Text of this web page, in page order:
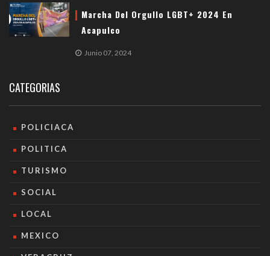
Marcha Del Orgullo LGBT+ 2024 En
Acapulco
Junio 07, 2024
CATEGORIAS
POLICIACA
POLITICA
TURISMO
SOCIAL
LOCAL
MEXICO